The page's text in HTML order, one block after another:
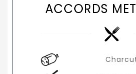
ACCORDS